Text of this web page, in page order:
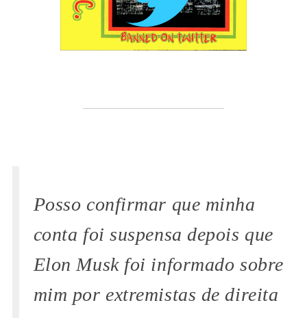
Posso confirmar que minha
conta foi suspensa depois que
Elon Musk foi informado sobre
mim por extremistas de direita